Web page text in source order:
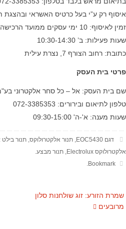
איסוף רק ע”י בעל כרטיס האשראי ובהצגת
זמין לאיסוף: 10 ימי עסקים ממועד הרכישה ולמשך 30 יום
שעות פעילות: ב’ 10:30-14:30
כתובת: רחוב הצורף 7, נצרת עילית
פרטי בית העסק
שם בית העסק: אל – כל סחר אלקטרוני בע"מ (ח.פ
טלפון לתיאום ובירורים: 072-3385353
שעות מענה: א'-ה' 09:30-15:00
דגם EOC5430 , תנור אלקטרולוקס, תנור בילט
אלקטרולוקס Electrolux
, תנור מבצע.
Bookmark
.
שמרת הזורע: זוג שולחנות סלון
מרובעים